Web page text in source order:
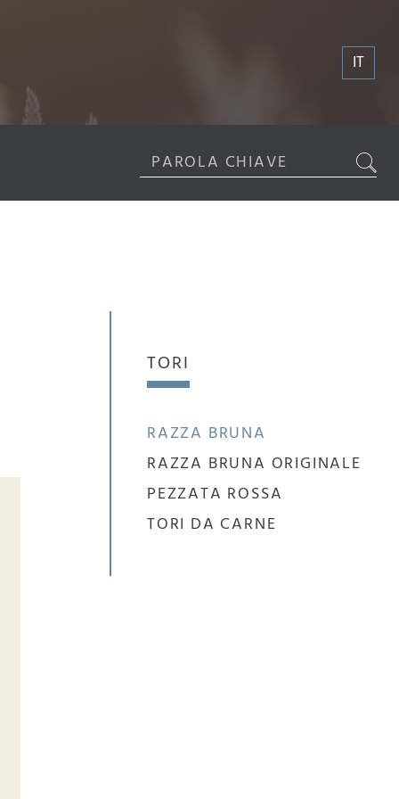
IT
TORI
RAZZA BRUNA
RAZZA BRUNA ORIGINALE
PEZZATA ROSSA
TORI DA CARNE